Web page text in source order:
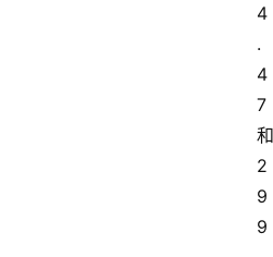
4
.
4
7
和
2
9
9